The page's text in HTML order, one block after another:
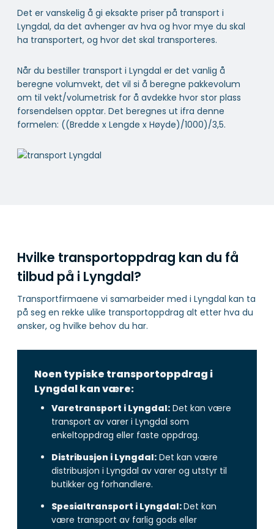
Det er vanskelig å gi eksakte priser på transport i
Lyngdal, da det avhenger av hva og hvor mye du skal
ha transportert, og hvor det skal transporteres.
Når du bestiller transport i Lyngdal er det vanlig å
beregne volumvekt, det vil si å beregne pakkevolum
om til vekt/volumetrisk for å avdekke hvor stor plass
forsendelsen opptar. Det beregnes ut ifra denne
formelen: ((Bredde x Lengde x Høyde)/1000)/3,5.
Hvilke transportoppdrag kan du få
tilbud på i Lyngdal?
Transportfirmaene vi samarbeider med i Lyngdal kan ta
på seg en rekke ulike transportoppdrag alt etter hva du
ønsker, og hvilke behov du har.
Noen typiske transportoppdrag i
Lyngdal kan være:
Varetransport i Lyngdal: Det kan være
transport av varer i Lyngdal som
enkeltoppdrag eller faste oppdrag.
Distribusjon i Lyngdal: Det kan være
distribusjon i Lyngdal av varer og utstyr til
butikker og forhandlere.
Spesialtransport i Lyngdal:Det kan
være transport av farlig gods eller